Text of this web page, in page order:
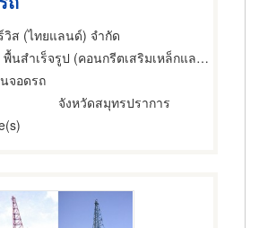
วิส (ไทยแลนด์) จำกัด
พื้นสำเร็จรูป (คอนกรีตเสริมเหล็กและอัดแรง)
จอดรถ
จังหวัดสมุทรปราการ